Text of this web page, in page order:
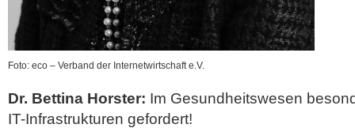
Foto: eco – Verband der Internetwirtschaft e.V.
Dr. Bettina Horster: Im Gesundheitswesen
IT-Infrastrukturen gefordert!